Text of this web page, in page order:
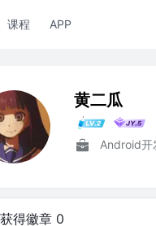
课程 APP
黄二瓜
Android开
获得徽章 0